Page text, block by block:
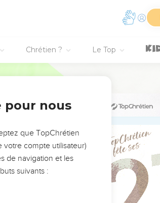
Chrétien ? Le Top
vient de l’Eternel, ou aux
semblable à un lion parmi les
de ton pays et j’anéantirai
tes forteresses.
plus de devins.
pour nous
que TopChrétien
compte utilisateur)
de navigation et les
suivants :